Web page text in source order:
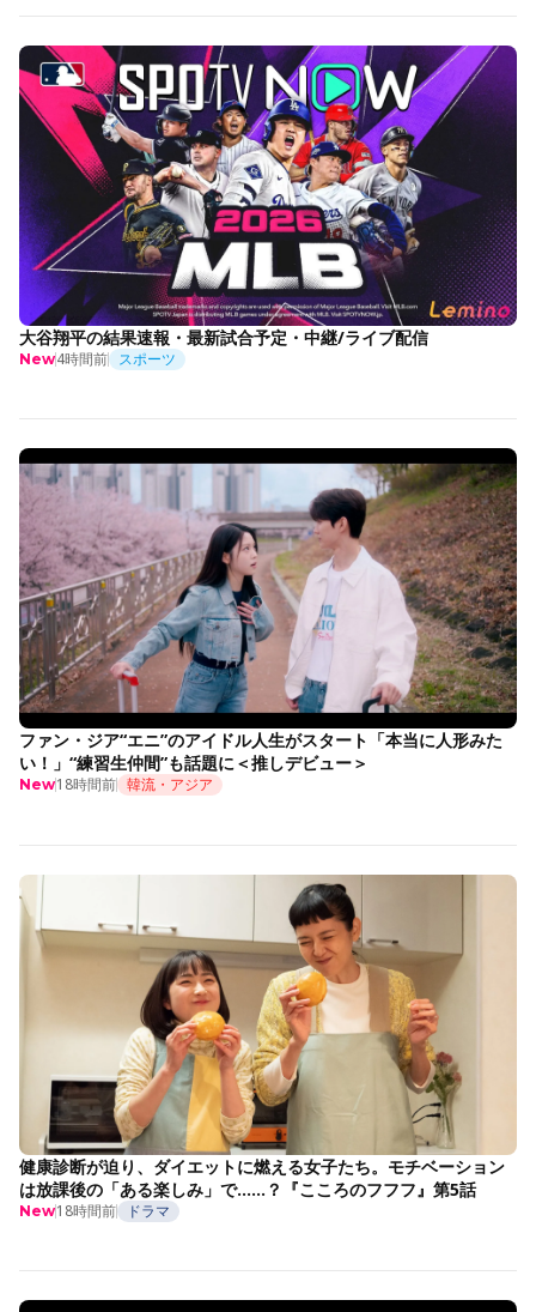
大谷翔平の結果速報・最新試合予定・中継/ライブ配信
New4時間前 スポーツ
ファン・ジア“エニ”のアイドル人生がスタート「本当に人形みた
い！」“練習生仲間”も話題に＜推しデビュー＞
New18時間前 韓流・アジア
健康診断が迫り、ダイエットに燃える女子たち。モチベーション
は放課後の「ある楽しみ」で……？『こころのフフフ』第5話
New18時間前 ドラマ